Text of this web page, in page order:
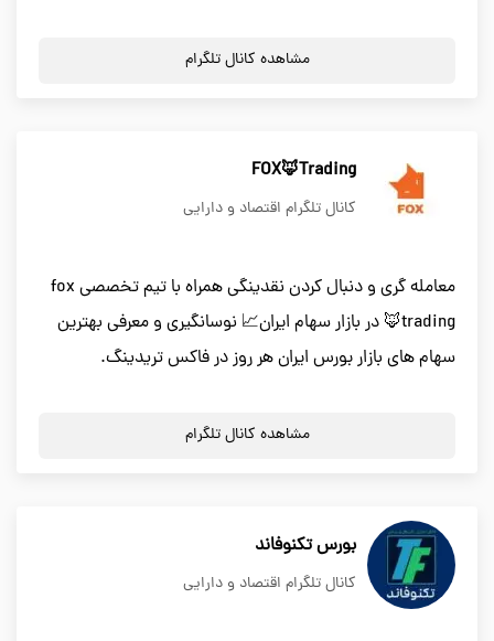
مشاهده کانال تلگرام
FOX🦊Trading
کانال تلگرام اقتصاد و دارایی
معامله گری و دنبال کردن نقدینگی همراه با تیم تخصصی fox
🦊trading در بازار سهام ایران📈 نوسانگیری و معرفی بهترین
سهام های بازار بورس ایران هر روز در فاکس تریدینگ.
مشاهده کانال تلگرام
بورس تکنوفاند
کانال تلگرام اقتصاد و دارایی